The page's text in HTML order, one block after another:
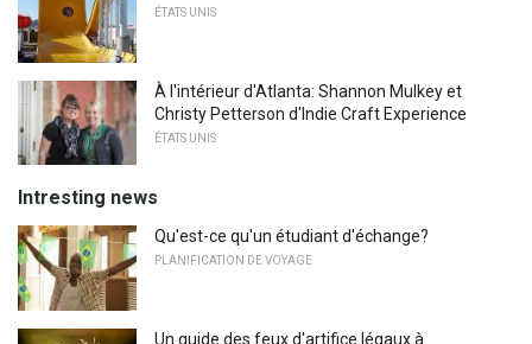
ÉTATS UNIS
À l'intérieur d'Atlanta: Shannon Mulkey et
Christy Petterson d'Indie Craft Experience
ÉTATS UNIS
Intresting news
Qu'est-ce qu'un étudiant d'échange?
PLANIFICATION DE VOYAGE
Un guide des feux d'artifice légaux à